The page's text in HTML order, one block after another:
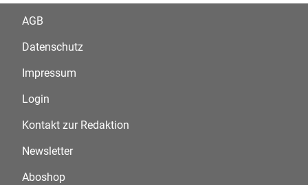
AGB
Datenschutz
Impressum
Login
Kontakt zur Redaktion
Newsletter
Aboshop